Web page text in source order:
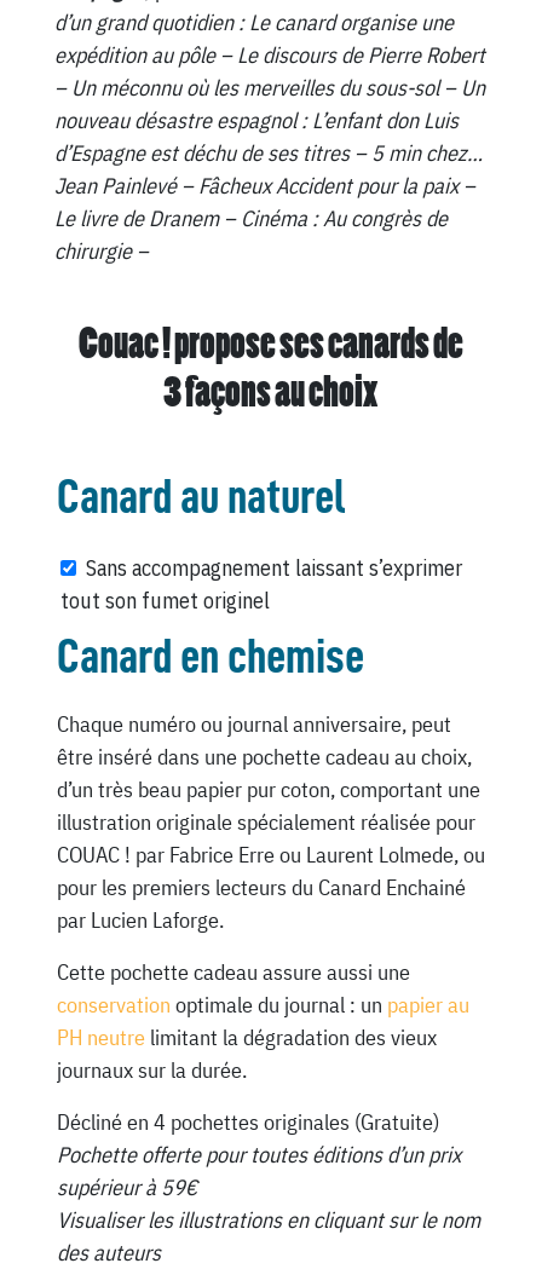
d’un grand quotidien : Le canard organise une
expédition au pôle – Le discours de Pierre Robert
– Un méconnu où les merveilles du sous-sol – Un
nouveau désastre espagnol : L’enfant don Luis
d’Espagne est déchu de ses titres – 5 min chez…
Jean Painlevé – Fâcheux Accident pour la paix –
Le livre de Dranem – Cinéma : Au congrès de
chirurgie –
Couac ! propose ses canards de
3 façons au choix
Canard au naturel
Sans accompagnement laissant s’exprimer
tout son fumet originel
Canard en chemise
Chaque numéro ou journal anniversaire, peut
être inséré dans une pochette cadeau au choix,
d’un très beau papier pur coton, comportant une
illustration originale spécialement réalisée pour
COUAC ! par Fabrice Erre ou Laurent Lolmede, ou
pour les premiers lecteurs du Canard Enchainé
par Lucien Laforge.
Cette pochette cadeau assure aussi une
conservation optimale du journal : un papier au
PH neutrelimitant la dégradation des vieux
journaux sur la durée.
Décliné en 4 pochettes originales (Gratuite)
Pochette offerte pour toutes éditions d’un prix
supérieur à 59€
Visualiser les illustrations en cliquant sur le nom
des auteurs